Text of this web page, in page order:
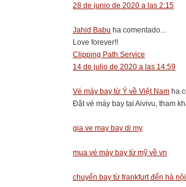
28 de junio de 2020 a las 2:15
Jahid Babu ha comentado...
Love forever!!
Clipping Path Service
14 de julio de 2020 a las 14:59
Vé máy bay từ Ý về Việt Nam ha
Đặt vé máy bay tại Aivivu, tham
gia ve may bay di my
mua vé máy bay từ mỹ về vn
chuyến bay từ frankfurt đến hà nội